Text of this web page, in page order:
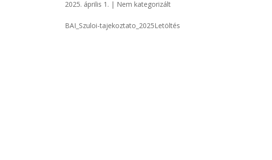
2025. április 1. | Nem kategorizált
BAI_Szuloi-tajekoztato_2025Letöltés